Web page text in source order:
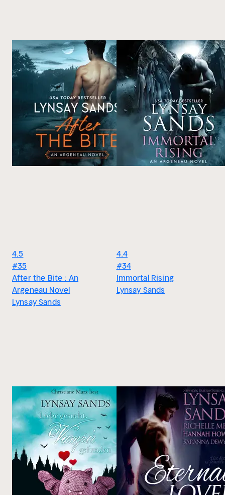
4.5
#35
After the Bite : An
Argeneau Novel
Lynsay Sands
4.4
#34
Immortal Rising
Lynsay Sands